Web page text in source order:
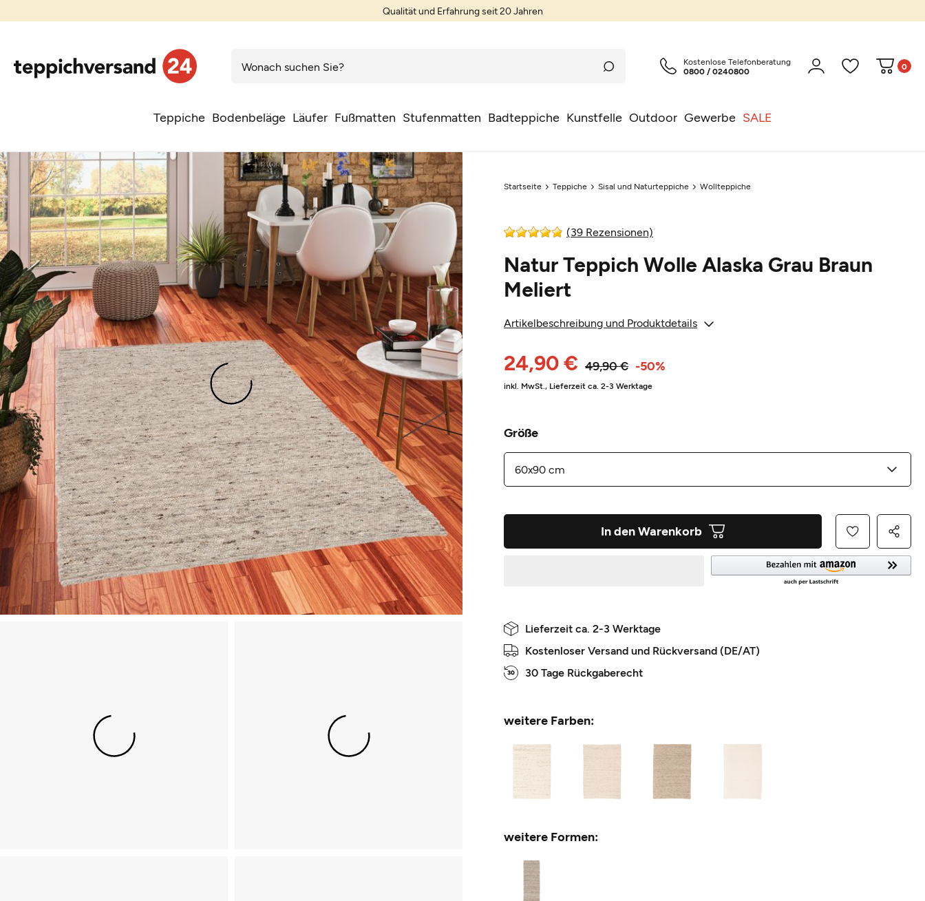
Qualität und Erfahrung seit 20 Jahren
Teppiche Bodenbeläge Läufer Fußmatten Stufenmatten Badteppiche Kunstfelle Outdoor Gewerbe SALE
Kostenlose Telefonberatung
0800 / 0240800
0
Startseite Teppiche Sisal und Naturteppiche Wollteppiche
(39 Rezensionen)
Natur Teppich Wolle Alaska Grau Braun
Meliert
Artikelbeschreibung und Produktdetails
24,90 € 49,90 € -50%
inkl. MwSt., Lieferzeit ca. 2-3 Werktage
Größe
In den Warenkorb
Lieferzeit ca. 2-3 Werktage
Kostenloser Versand und Rückversand (DE/AT)
30 Tage Rückgaberecht
weitere Farben:
weitere Formen: